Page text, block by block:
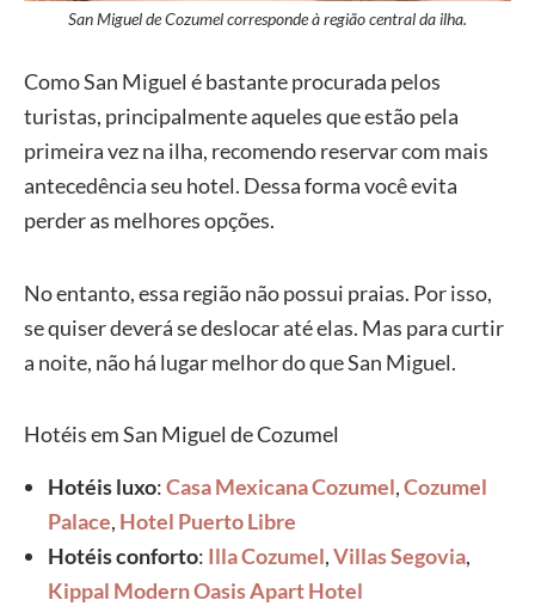
San Miguel de Cozumel corresponde à região central da ilha.
Como San Miguel é bastante procurada pelos
turistas, principalmente aqueles que estão pela
primeira vez na ilha, recomendo reservar com mais
antecedência seu hotel. Dessa forma você evita
perder as melhores opções.
No entanto, essa região não possui praias. Por isso,
se quiser deverá se deslocar até elas. Mas para curtir
a noite, não há lugar melhor do que San Miguel.
Hotéis em San Miguel de Cozumel
Hotéis luxo:Casa Mexicana Cozumel,Cozumel
Palace, Hotel Puerto Libre
Hotéis conforto: Illa Cozumel,Villas Segovia,
Kippal Modern Oasis Apart Hotel